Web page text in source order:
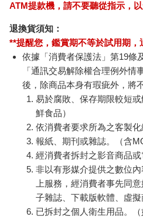
ATM提款機，請不要聽從指示，以
退換貨須知：
**提醒您，鑑賞期不等於試用期
依據「消費者保護法」第19條
「通訊交易解除權合理例外情
後，除商品本身有瑕疵外，將
易於腐敗、保存期限較短
鮮食品）
依消費者要求所為之客製化
報紙、期刊或雜誌。（含
經消費者拆封之影音商品或
非以有形媒介提供之數位
上服務，經消費者事先同
子雜誌、下載版軟體、虛擬
已拆封之個人衛生用品。